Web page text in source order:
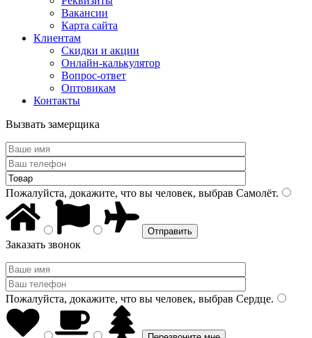
Вакансии
Карта сайта
Клиентам
Скидки и акции
Онлайн-калькулятор
Вопрос-ответ
Оптовикам
Контакты
Вызвать замерщика
Пожалуйста, докажите, что вы человек, выбрав Самолёт.
Заказать звонок
Пожалуйста, докажите, что вы человек, выбрав Сердце.